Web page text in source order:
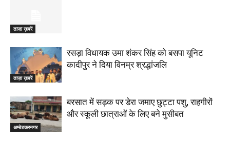
ताज़ा ख़बरें
ताज़ा ख़बरें
रसड़ा विधायक उमा शंकर सिंह को बसपा यूनिट
कादीपुर ने दिया विनम्र श्रद्धांजलि
अम्बेडकरनगर
बरसात में सड़क पर डेरा जमाए छुट्टा पशु, राहगीरों
और स्कूली छात्राओं के लिए बने मुसीबत